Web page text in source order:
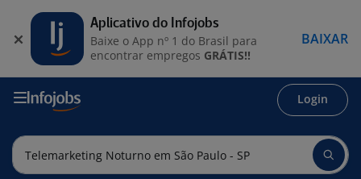
Login
Aplicativo do Infojobs
Baixe o App nº 1 do Brasil para
encontrar empregos GRÁTIS!!
BAIXAR